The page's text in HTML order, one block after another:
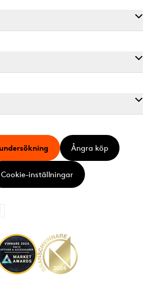
Express
Ångra köp
Cookie-inställningar